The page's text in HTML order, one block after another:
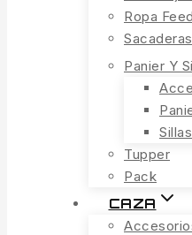
Ropa
Sacaderas
Panier Y
Sillas
Tupper
Pack
CAZA